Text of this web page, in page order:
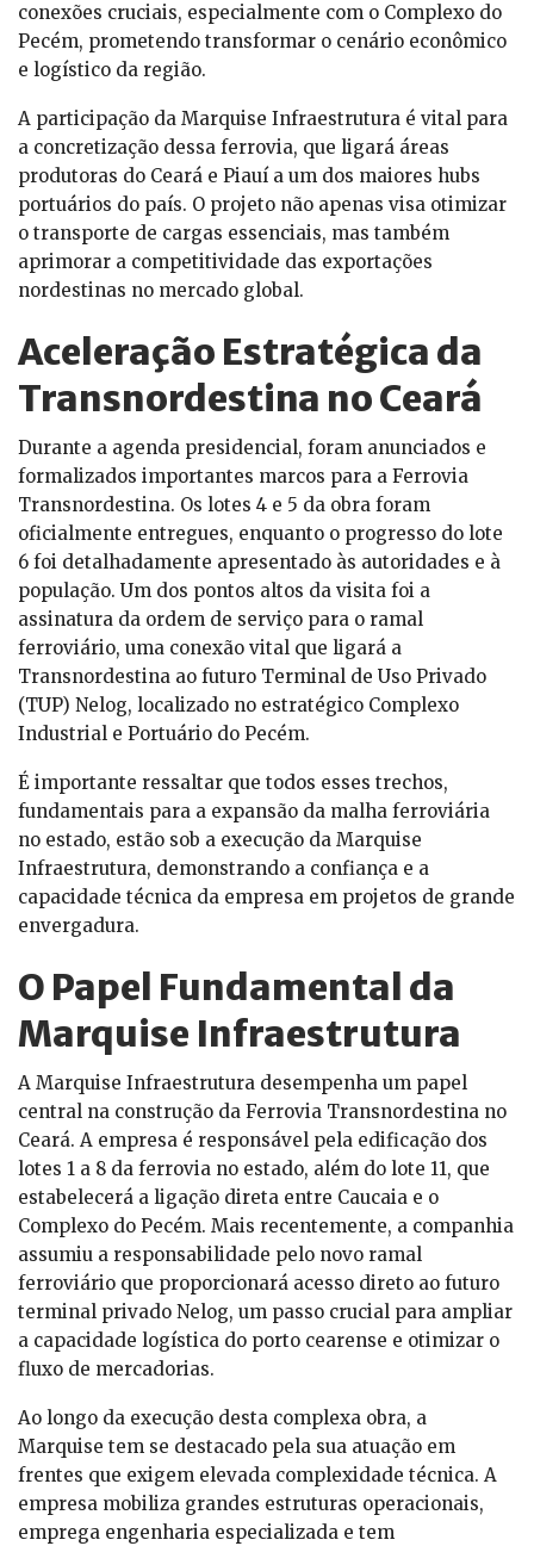
conexões cruciais, especialmente com o Complexo do
Pecém, prometendo transformar o cenário econômico
e logístico da região.
A participação da Marquise Infraestrutura é vital para
a concretização dessa ferrovia, que ligará áreas
produtoras do Ceará e Piauí a um dos maiores hubs
portuários do país. O projeto não apenas visa otimizar
o transporte de cargas essenciais, mas também
aprimorar a competitividade das exportações
nordestinas no mercado global.
Aceleração Estratégica da
Transnordestina no Ceará
Durante a agenda presidencial, foram anunciados e
formalizados importantes marcos para a Ferrovia
Transnordestina. Os lotes 4 e 5 da obra foram
oficialmente entregues, enquanto o progresso do lote
6 foi detalhadamente apresentado às autoridades e à
população. Um dos pontos altos da visita foi a
assinatura da ordem de serviço para o ramal
ferroviário, uma conexão vital que ligará a
Transnordestina ao futuro Terminal de Uso Privado
(TUP) Nelog, localizado no estratégico Complexo
Industrial e Portuário do Pecém.
É importante ressaltar que todos esses trechos,
fundamentais para a expansão da malha ferroviária
no estado, estão sob a execução da Marquise
Infraestrutura, demonstrando a confiança e a
capacidade técnica da empresa em projetos de grande
envergadura.
O Papel Fundamental da
Marquise Infraestrutura
A Marquise Infraestrutura desempenha um papel
central na construção da Ferrovia Transnordestina no
Ceará. A empresa é responsável pela edificação dos
lotes 1 a 8 da ferrovia no estado, além do lote 11, que
estabelecerá a ligação direta entre Caucaia e o
Complexo do Pecém. Mais recentemente, a companhia
assumiu a responsabilidade pelo novo ramal
ferroviário que proporcionará acesso direto ao futuro
terminal privado Nelog, um passo crucial para ampliar
a capacidade logística do porto cearense e otimizar o
fluxo de mercadorias.
Ao longo da execução desta complexa obra, a
Marquise tem se destacado pela sua atuação em
frentes que exigem elevada complexidade técnica. A
empresa mobiliza grandes estruturas operacionais,
emprega engenharia especializada e tem